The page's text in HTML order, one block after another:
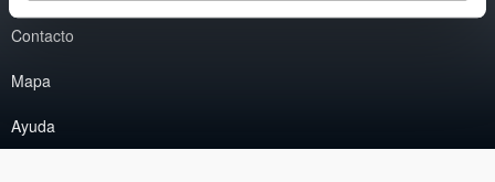
Contacto
Mapa
Ayuda